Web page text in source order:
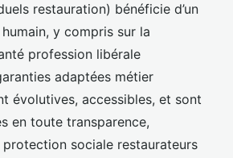
restauration) bénéficie d’un
y compris sur la
profession libérale
adaptées métier
évolutives, accessibles, et sont
en toute transparence,
sociale restaurateurs